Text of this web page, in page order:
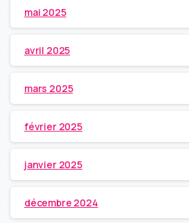
mai 2025
avril 2025
mars 2025
février 2025
janvier 2025
décembre 2024